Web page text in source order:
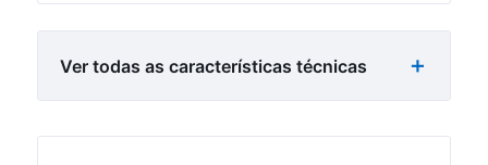
Ver todas as características técnicas